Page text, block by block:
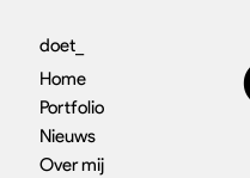
doet_
Home
Portfolio
Nieuws
Over mij